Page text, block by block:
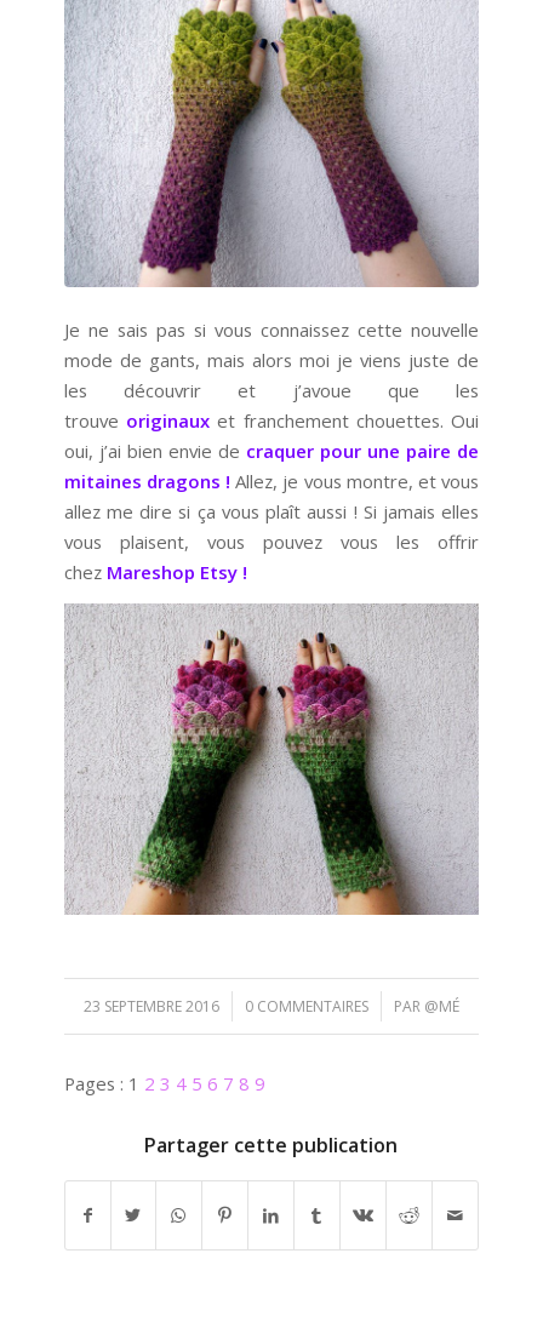
Je ne sais pas si vous connaissez cette nouvelle
mode de gants, mais alors moi je viens juste de
les découvrir et j’avoue que les
trouve originauxet franchement chouettes. Oui
oui, j’ai bien envie de craquer pour une paire de
mitaines dragons !Allez, je vous montre, et vous
allez me dire si ça vous plaît aussi ! Si jamais elles
vous plaisent, vous pouvez vous les offrir
chez Mareshop Etsy !
23 SEPTEMBRE 2016
/ 0 COMMENTAIRES
/ PAR @MÉ
Pages : 1 2 3 4 5 6 7 8 9
Partager cette publication